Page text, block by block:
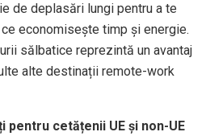
de deplasări lungi pentru a te
economisește timp și energie.
sălbatice reprezintă un avantaj
alte destinații remote-work
cetățenii UE și non-UE